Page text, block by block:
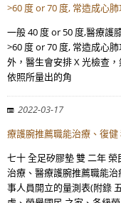
>60 度 or 70 度, 常造成心
一般 40 度 or 50 度,醫療護
>60 度 or 70 度, 常造成心
外，醫生會安排 X 光檢查
依照所量出的角
2022-03-17
療護腕推薦職能治療、復
七十 全足矽膠墊 雙 二年
治療、醫療護腕推薦職能
事人員開立的量測表(附錄